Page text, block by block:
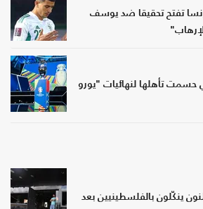
تفتح تحقيقا ضد يوسف
حسمت تأهلها لنهائيات "يورو
ينكّلون بالفلسطينيين بعد